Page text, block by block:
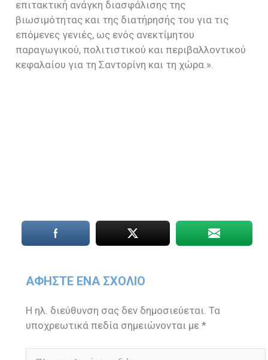
επιτακτική ανάγκη διασφάλισης της
βιωσιμότητας και της διατήρησής του για τις
επόμενες γενιές, ως ενός ανεκτίμητου
παραγωγικού, πολιτιστικού και περιβαλλοντικού
κεφαλαίου για τη Σαντορίνη και τη χώρα.».
ΑΦΉΣΤΕ ΈΝΑ ΣΧΌΛΙΟ
Η ηλ. διεύθυνση σας δεν δημοσιεύεται. Τα
υποχρεωτικά πεδία σημειώνονται με*